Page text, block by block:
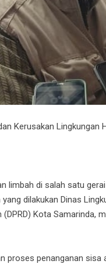
Kerusakan Lingkungan
limbah di salah satu
dilakukan Dinas
Kota Samarinda,
proses penanganan